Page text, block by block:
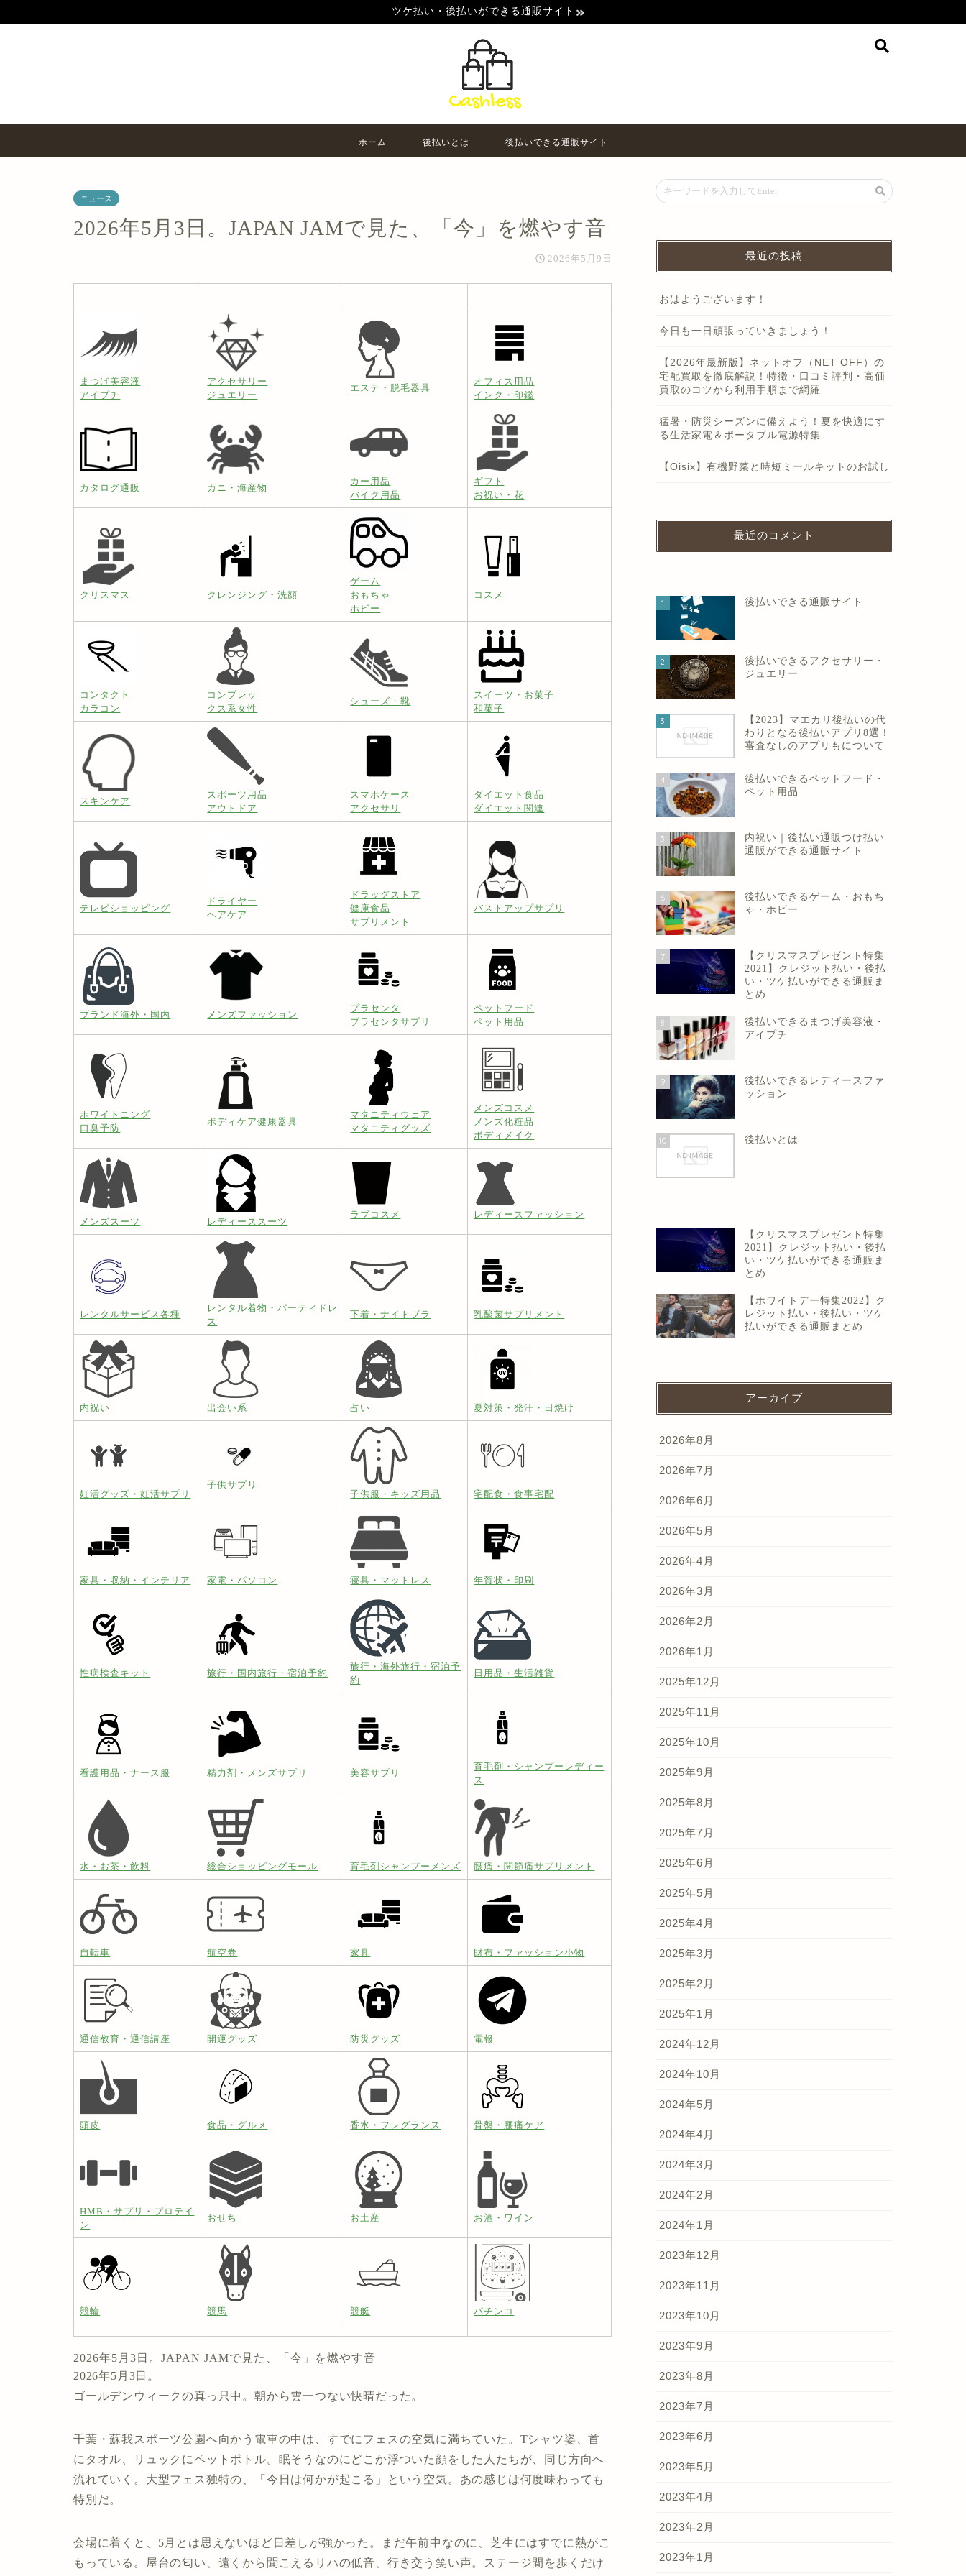
ツケ払い・後払いができる通販サイト
ホーム 後払いとは 後払いできる通販サイト
ニュース
2026年5月3日。JAPAN JAMで見た、「今」を燃やす音
2026年5月9日
まつげ美容液
アイプチ
アクセサリー
ジュエリー
エステ・脱毛器具
オフィス用品
インク・印鑑
カタログ通販 カニ・海産物
カー用品
バイク用品
ギフト
お祝い・花
クリスマス クレンジング・洗顔
ゲーム
おもちゃ
ホビー
コスメ
コンタクト
カラコン
コンプレッ
クス系女性
シューズ・靴
スイーツ・お菓子
和菓子
スキンケア
スポーツ用品
アウトドア
スマホケース
アクセサリ
ダイエット食品
ダイエット関連
テレビショッピング
ドライヤー
ヘアケア
ドラッグストア
健康食品
サプリメント
バストアップサプリ
ブランド海外・国内 メンズファッション
プラセンタ
プラセンタサプリ
ペットフード
ペット用品
ホワイトニング
口臭予防
ボディケア健康器具
マタニティウェア
マタニティグッズ
メンズコスメ
メンズ化粧品
ボディメイク
メンズスーツ レディーススーツ
ラブコスメ レディースファッション
レンタルサービス各種
レンタル着物・パーティドレ
ス
下着・ナイトブラ 乳酸菌サプリメント
内祝い 出会い系 占い 夏対策・発汗・日焼け
妊活グッズ・妊活サプリ
子供サプリ
子供服・キッズ用品
宅配食・食事宅配
家具・収納・インテリア 家電・パソコン 寝具・マットレス 年賀状・印刷
性病検査キット 旅行・国内旅行・宿泊予約
旅行・海外旅行・宿泊予
約
日用品・生活雑貨
看護用品・ナース服 精力剤・メンズサプリ 美容サプリ
育毛剤・シャンプーレディー
ス
水・お茶・飲料 総合ショッピングモール 育毛剤シャンプーメンズ 腰痛・関節痛サプリメント
自転車 航空券 家具 財布・ファッション小物
通信教育・通信講座 開運グッズ 防災グッズ 電報
頭皮 食品・グルメ 香水・フレグランス 骨盤・腰痛ケア
HMB・サプリ・プロテイ
ン
おせち お土産 お酒・ワイン
競輪 競馬 競艇 パチンコ
2026年5月3日。JAPAN JAMで見た、「今」を燃やす音
2026年5月3日。
ゴールデンウィークの真っ只中。朝から雲一つない快晴だった。
千葉・蘇我スポーツ公園へ向かう電車の中は、すでにフェスの空気に満ちていた。Tシャツ姿、首
にタオル、リュックにペットボトル。眠そうなのにどこか浮ついた顔をした人たちが、同じ方向へ
流れていく。大型フェス独特の、「今日は何かが起こる」という空気。あの感じは何度味わっても
特別だ。
会場に着くと、5月とは思えないほど日差しが強かった。まだ午前中なのに、芝生にはすでに熱がこ
もっている。屋台の匂い、遠くから聞こえるリハの低音、行き交う笑い声。ステージ間を歩くだけ
最近の投稿
おはようございます！
今日も一日頑張っていきましょう！
【2026年最新版】ネットオフ（NET OFF）の
宅配買取を徹底解説！特徴・口コミ評判・高価
買取のコツから利用手順まで網羅
猛暑・防災シーズンに備えよう！夏を快適にす
る生活家電＆ポータブル電源特集
【Oisix】有機野菜と時短ミールキットのお試し
最近のコメント
1 後払いできる通販サイト
2
後払いできるアクセサリー・
ジュエリー
3
【2023】マエカリ後払いの代
わりとなる後払いアプリ8選！
審査なしのアプリもについて
4
後払いできるペットフード・
ペット用品
5
内祝い｜後払い通販つけ払い
通販ができる通販サイト
6
後払いできるゲーム・おもち
ゃ・ホビー
7
【クリスマスプレゼント特集
2021】クレジット払い・後払
い・ツケ払いができる通販ま
とめ
8
後払いできるまつげ美容液・
アイプチ
9
後払いできるレディースファ
ッション
10 後払いとは
【クリスマスプレゼント特集
2021】クレジット払い・後払
い・ツケ払いができる通販ま
とめ
【ホワイトデー特集2022】ク
レジット払い・後払い・ツケ
払いができる通販まとめ
アーカイブ
2026年8月
2026年7月
2026年6月
2026年5月
2026年4月
2026年3月
2026年2月
2026年1月
2025年12月
2025年11月
2025年10月
2025年9月
2025年8月
2025年7月
2025年6月
2025年5月
2025年4月
2025年3月
2025年2月
2025年1月
2024年12月
2024年10月
2024年5月
2024年4月
2024年3月
2024年2月
2024年1月
2023年12月
2023年11月
2023年10月
2023年9月
2023年8月
2023年7月
2023年6月
2023年5月
2023年4月
2023年2月
2023年1月